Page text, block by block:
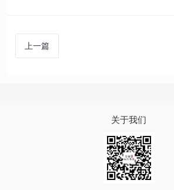
上一篇
关于我们